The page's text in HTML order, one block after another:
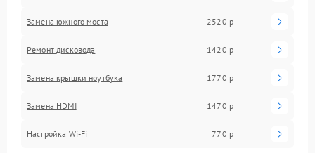
Замена южного моста 2520 р
Ремонт дисковода 1420 р
Замена крышки ноутбука 1770 р
Замена HDMI 1470 р
Настройка Wi-Fi 770 р